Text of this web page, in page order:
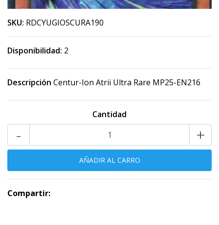
SKU: RDCYUGIOSCURA190
Disponibilidad: 2
Descripción Centur-Ion Atrii Ultra Rare MP25-EN216
Cantidad
+
-
Compartir: